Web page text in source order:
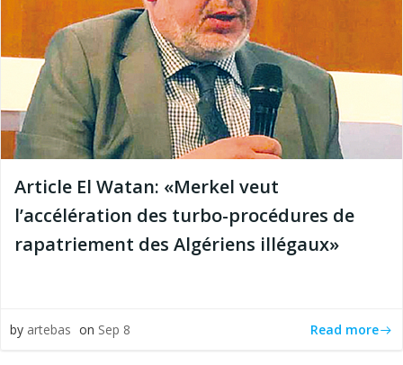
Article El Watan: «Merkel veut
l’accélération des turbo-procédures de
rapatriement des Algériens illégaux»
by artebas on Sep 8 Read more